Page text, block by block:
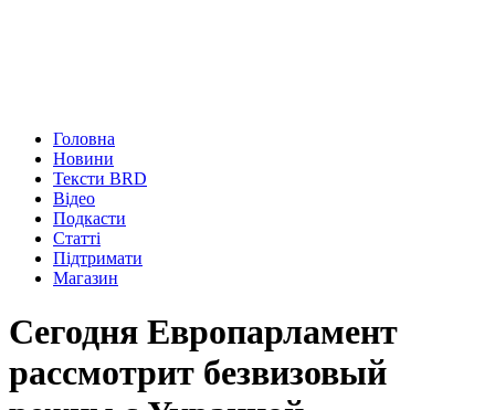
Головна
Новини
Тексти BRD
Відео
Подкасти
Статті
Підтримати
Магазин
Сегодня Европарламент
рассмотрит безвизовый